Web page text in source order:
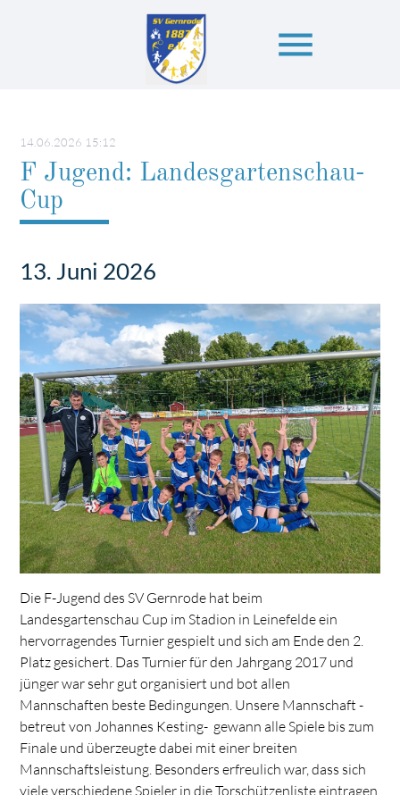
menu
Suchbegriffe
14.06.2026 15:12
F Jugend: Landesgartenschau-
Cup
13. Juni 2026
Die F-Jugend des SV Gernrode hat beim
Landesgartenschau Cup im Stadion in Leinefelde ein
hervorragendes Turnier gespielt und sich am Ende den 2.
Platz gesichert. Das Turnier für den Jahrgang 2017 und
jünger war sehr gut organisiert und bot allen
Mannschaften beste Bedingungen. Unsere Mannschaft -
betreut von Johannes Kesting- gewann alle Spiele bis zum
Finale und überzeugte dabei mit einer breiten
Mannschaftsleistung. Besonders erfreulich war, dass sich
viele verschiedene Spieler in die Torschützenliste eintragen